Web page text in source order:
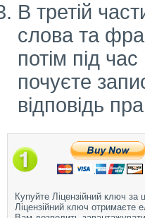
В третій
слова та
потім під
почуєте
відповідь
Купуйте Ліцензійний ключ за
Ліцензійний ключ отримаєте